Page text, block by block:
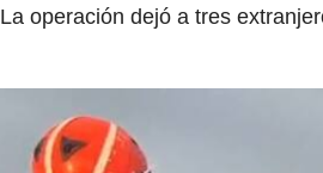
La operación dejó a tres